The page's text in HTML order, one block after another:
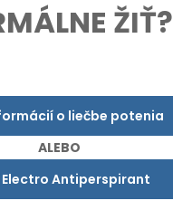
ŽIŤ?
o liečbe potenia
ALEBO
Electro Antiperspirant